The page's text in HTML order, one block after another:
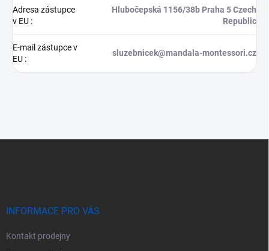
Adresa zástupce
v EU :
Hlubočepská 1156/38b Praha 5 Czech
Republic
E-mail zástupce v
EU :
sluzebnicek@mandala-montessori.cz
INFORMACE PRO VÁS
Kontakt prodejny